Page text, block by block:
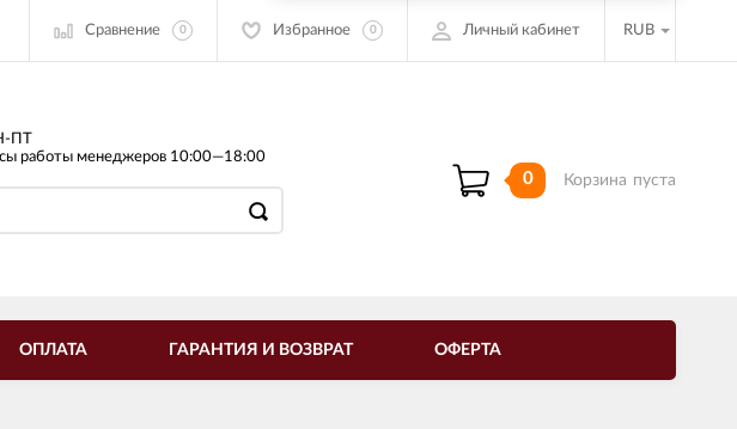
Сравнение 0 Избранное 0 Личный кабинет RUB
ПТ
работы менеджеров 10:00—18:00
0 Корзина пуста
ОПЛАТА ГАРАНТИЯ И ВОЗВРАТ ОФЕРТА